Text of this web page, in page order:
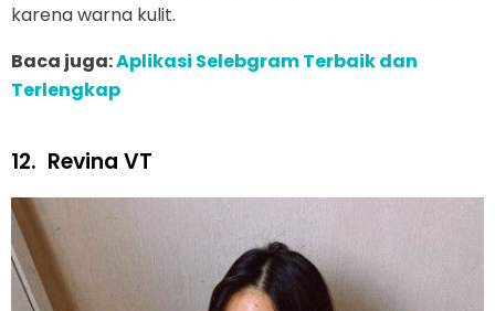
karena warna kulit.
Baca juga:Aplikasi Selebgram Terbaik dan
Terlengkap
12. Revina VT